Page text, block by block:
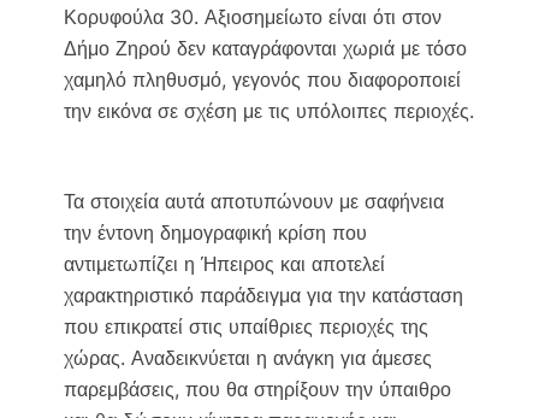
Κορυφούλα 30. Αξιοσημείωτο είναι ότι στον
Δήμο Ζηρού δεν καταγράφονται χωριά με τόσο
χαμηλό πληθυσμό, γεγονός που διαφοροποιεί
την εικόνα σε σχέση με τις υπόλοιπες περιοχές.
Τα στοιχεία αυτά αποτυπώνουν με σαφήνεια
την έντονη δημογραφική κρίση που
αντιμετωπίζει η Ήπειρος και αποτελεί
χαρακτηριστικό παράδειγμα για την κατάσταση
που επικρατεί στις υπαίθριες περιοχές της
χώρας. Αναδεικνύεται η ανάγκη για άμεσες
παρεμβάσεις, που θα στηρίξουν την ύπαιθρο